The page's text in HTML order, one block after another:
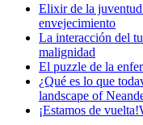
Elixir de la
envejecimiento
La interacción del
malignidad
El puzzle de la
¿Qué es lo que
landscape of
¡Estamos de vuelta!